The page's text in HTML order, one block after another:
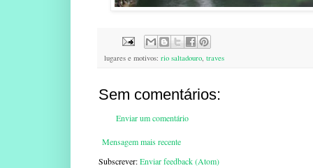
lugares e motivos: rio saltadouro, traves
Sem comentários:
Enviar um comentário
Mensagem mais recente
Subscrever:Enviar feedback (Atom)